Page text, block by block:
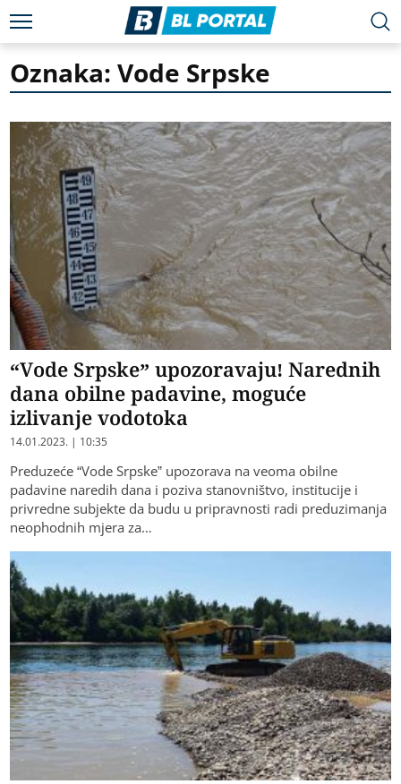
Oznaka: Vode Srpske
“Vode Srpske” upozoravaju! Narednih
dana obilne padavine, moguće
izlivanje vodotoka
14.01.2023. | 10:35
Preduzeće “Vode Srpske” upozorava na veoma obilne
padavine naredih dana i poziva stanovništvo, institucije i
privredne subjekte da budu u pripravnosti radi preduzimanja
neophodnih mjera za…